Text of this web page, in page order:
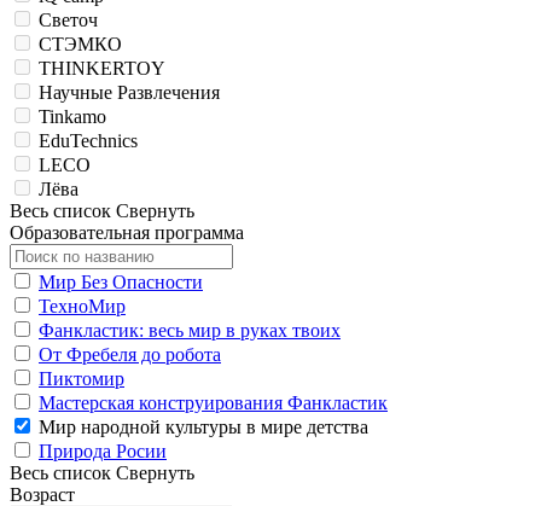
Светоч
СТЭМКО
THINKERTOY
Научные Развлечения
Tinkamo
EduTechnics
LECO
Лёва
Весь список Свернуть
Образовательная программа
Мир Без Опасности
ТехноМир
Фанкластик: весь мир в руках твоих
От Фребеля до робота
Пиктомир
Мастерская конструирования Фанкластик
Мир народной культуры в мире детства
Природа Росии
Весь список Свернуть
Возраст